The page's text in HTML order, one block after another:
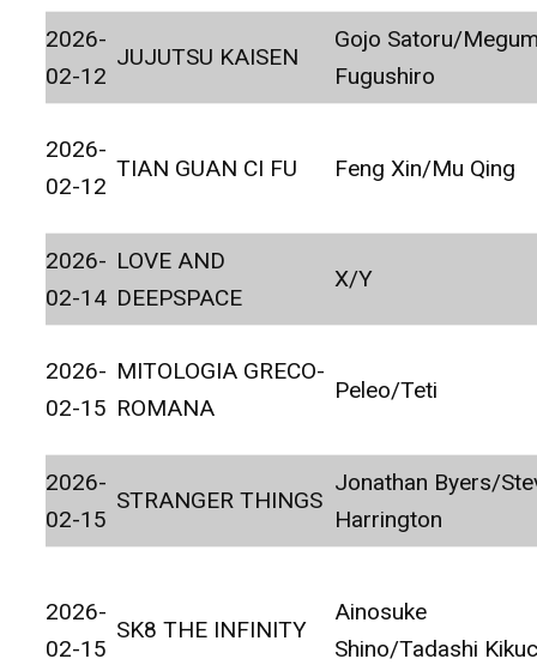
2026-
02-12
JUJUTSU KAISEN
Gojo Satoru/
Fugushiro
2026-
02-12
TIAN GUAN CI FU Feng Xin/Mu Qing
2026-
02-14
LOVE AND
DEEPSPACE
X/Y
2026-
02-15
MITOLOGIA GRECO-
ROMANA
Peleo/Teti
2026-
02-15
STRANGER THINGS
Jonathan Byers/
Harrington
2026-
02-15
SK8 THE INFINITY
Ainosuke
Shino/Tadashi